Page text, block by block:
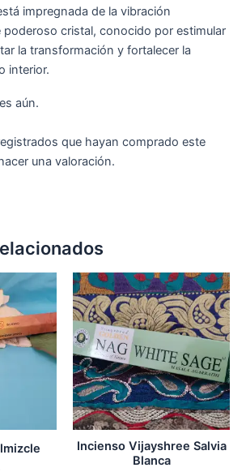
impregnada de la vibración
poderoso cristal, conocido por estimular
la transformación y fortalecer la
interior.
aún.
que hayan comprado este
una valoración.
Incienso Vijayshree Salvia
Blanca